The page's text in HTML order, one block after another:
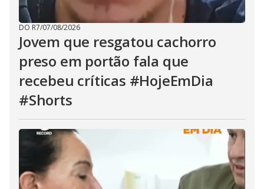
DO R7/07/08/2026
Jovem que resgatou cachorro
preso em portão fala que
recebeu críticas #HojeEmDia
#Shorts